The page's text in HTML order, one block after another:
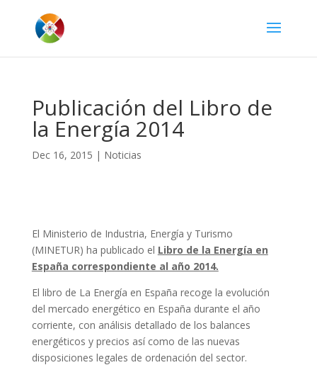
Publicación del Libro de
la Energía 2014
Dec 16, 2015 | Noticias
El Ministerio de Industria, Energía y Turismo
(MINETUR) ha publicado el Libro de la Energía en
España correspondiente al año 2014.
El libro de La Energía en España recoge la evolución
del mercado energético en España durante el año
corriente, con análisis detallado de los balances
energéticos y precios así como de las nuevas
disposiciones legales de ordenación del sector.